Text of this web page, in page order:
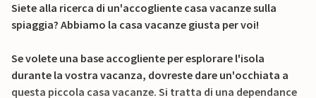
Siete alla ricerca di un'accogliente casa vacanze sulla
spiaggia? Abbiamo la casa vacanze giusta per voi!
Se volete una base accogliente per esplorare l'isola
durante la vostra vacanza, dovreste dare un'occhiata a
questa piccola casa vacanze. Si tratta di una dependance